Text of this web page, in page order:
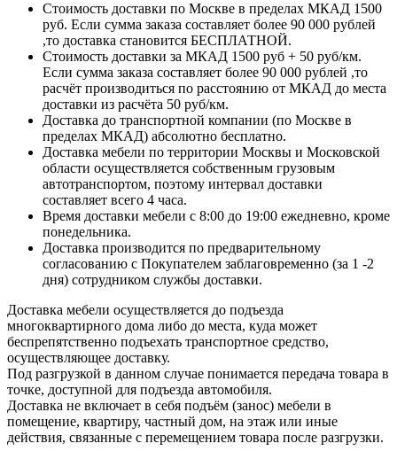
Стоимость доставки по Москве в пределах МКАД 1500
руб. Если сумма заказа составляет более 90 000 рублей
,то доставка становится БЕСПЛАТНОЙ.
Стоимость доставки за МКАД 1500 руб + 50 руб/км.
Если сумма заказа составляет более 90 000 рублей ,то
расчёт производиться по расстоянию от МКАД до места
доставки из расчёта 50 руб/км.
Доставка до транспортной компании (по Москве в
пределах МКАД) абсолютно бесплатно.
Доставка мебели по территории Москвы и Московской
области осуществляется собственным грузовым
автотранспортом, поэтому интервал доставки
составляет всего 4 часа.
Время доставки мебели с 8:00 до 19:00 ежедневно, кроме
понедельника.
Доставка производится по предварительному
согласованию с Покупателем заблаговременно (за 1 -2
дня) сотрудником службы доставки.
Доставка мебели осуществляется до подъезда
многоквартирного дома либо до места, куда может
беспрепятственно подъехать транспортное средство,
осуществляющее доставку.
Под разгрузкой в данном случае понимается передача товара в
точке, доступной для подъезда автомобиля.
Доставка не включает в себя подъём (занос) мебели в
помещение, квартиру, частный дом, на этаж или иные
действия, связанные с перемещением товара после разгрузки.